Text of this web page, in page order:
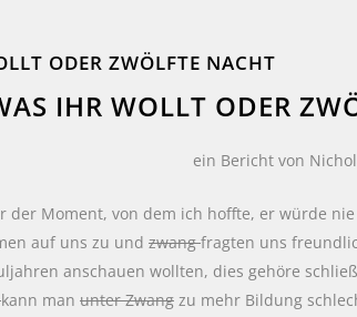
ODER ZWÖLFTE NACHT
IHR WOLLT ODER
ein Bericht von
der Moment, von dem ich hoffte, er würde
auf uns zu und zwangfragten uns
anschauen wollten, dies gehöre
kann man unter Zwang zu mehr Bildung